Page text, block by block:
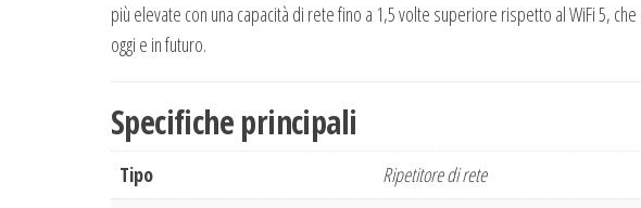
più elevate con una capacità di rete fino a 1,5 volte superiore rispetto al WiFi 5,
oggi e in futuro.
Specifiche principali
Tipo Ripetitore di rete